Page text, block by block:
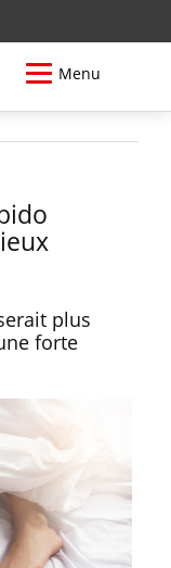
Menu
plus
forte